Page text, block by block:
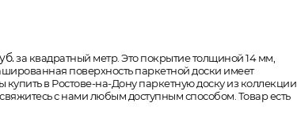
за квадратный метр. Это покрытие толщиной 14 мм,
поверхность паркетной доски имеет
купить в Ростове-на-Дону паркетную доску из коллекции
с нами любым доступным способом. Товар есть